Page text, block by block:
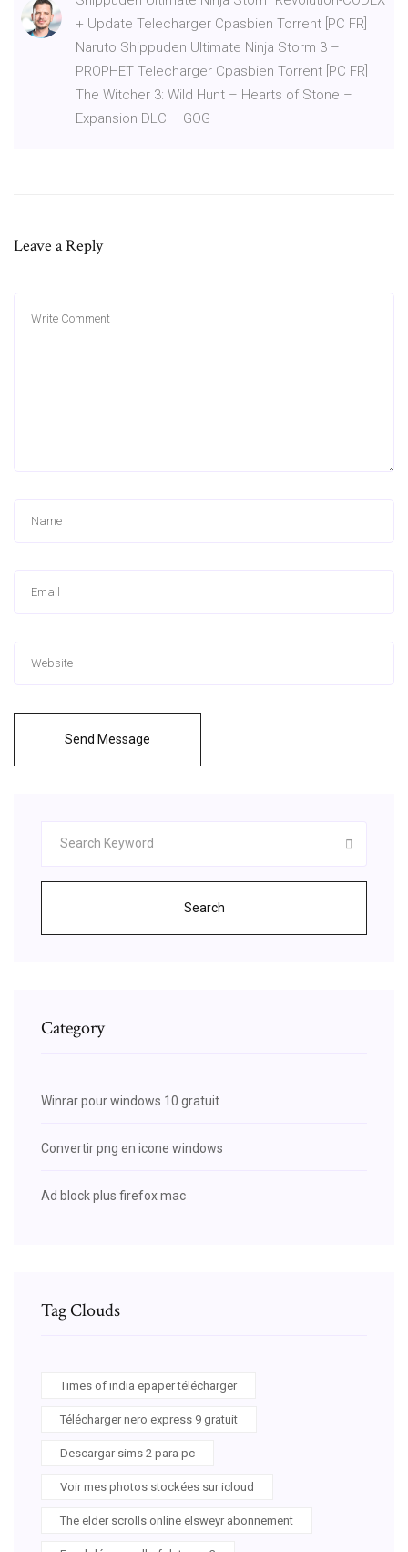
+ Update Telecharger Cpasbien Torrent [PC FR]
Naruto Shippuden Ultimate Ninja Storm 3 –
PROPHET Telecharger Cpasbien Torrent [PC FR]
The Witcher 3: Wild Hunt – Hearts of Stone –
Expansion DLC – GOG
Leave a Reply
Send Message
Search
Category
Winrar pour windows 10 gratuit
Convertir png en icone windows
Ad block plus firefox mac
Tag Clouds
Times of india epaper télécharger
Télécharger nero express 9 gratuit
Descargar sims 2 para pc
Voir mes photos stockées sur icloud
The elder scrolls online elsweyr abonnement